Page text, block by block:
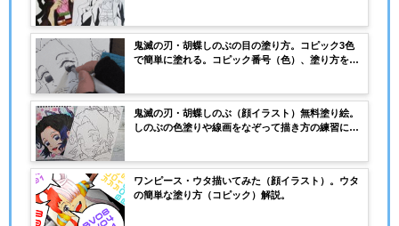
鬼滅の刃・胡蝶しのぶの目の塗り方。コピック3色
で簡単に塗れる。コピック番号（色）、塗り方を解
鬼滅の刃・胡蝶しのぶ（顔イラスト）無料塗り絵。
しのぶの色塗りや線画をなぞって描き方の練習にお
ワンピース・ウタ描いてみた（顔イラスト）。ウタ
の簡単な塗り方（コピック）解説。